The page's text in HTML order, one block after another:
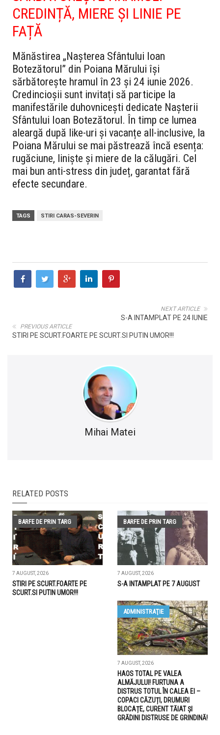
CREDINȚĂ, MIERE ȘI LINIE PE
FAȚĂ
Mănăstirea „Nașterea Sfântului Ioan
Botezătorul” din Poiana Mărului își
sărbătorește hramul în 23 și 24 iunie 2026.
Credincioșii sunt invitați să participe la
manifestările duhovnicești dedicate Nașterii
Sfântului Ioan Botezătorul. În timp ce lumea
aleargă după like-uri și vacanțe all-inclusive, la
Poiana Mărului se mai păstrează încă esența:
rugăciune, liniște și miere de la călugări. Cel
mai bun anti-stress din județ, garantat fără
efecte secundare.
TAGS STIRI CARAS-SEVERIN
NEXT ARTICLE
S-A INTAMPLAT PE 24 IUNIE
PREVIOUS ARTICLE
STIRI PE SCURT.FOARTE PE SCURT.SI PUTIN UMOR!!!
Mihai Matei
RELATED POSTS
BARFE DE PRIN TARG
7 AUGUST, 2026
STIRI PE SCURT.FOARTE PE
SCURT.SI PUTIN UMOR!!!
BARFE DE PRIN TARG
7 AUGUST, 2026
S-A INTAMPLAT PE 7 AUGUST
ADMINISTRAŢIE
7 AUGUST, 2026
HAOS TOTAL PE VALEA
ALMĂJULUI! FURTUNA A
DISTRUS TOTUL ÎN CALEA EI –
COPACI CĂZUȚI, DRUMURI
BLOCAȚE, CURENT TĂIAT ȘI
GRĂDINI DISTRUSE DE GRINDINĂ!